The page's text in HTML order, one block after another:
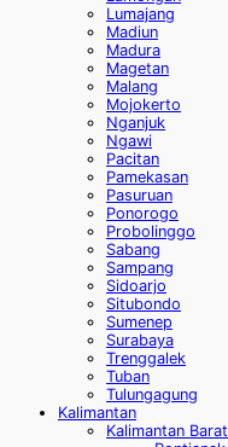
Lumajang
Madiun
Madura
Magetan
Malang
Mojokerto
Nganjuk
Ngawi
Pacitan
Pamekasan
Pasuruan
Ponorogo
Probolinggo
Sabang
Sampang
Sidoarjo
Situbondo
Sumenep
Surabaya
Trenggalek
Tuban
Tulungagung
Kalimantan
Kalimantan Barat